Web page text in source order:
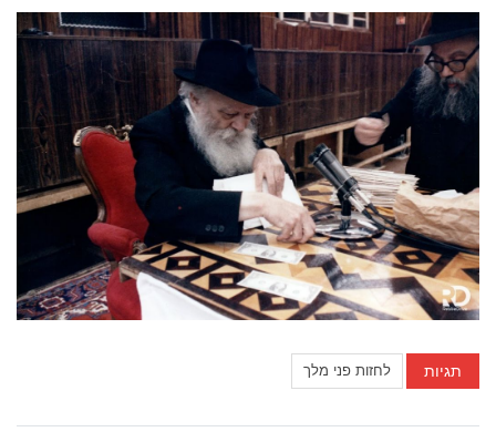
תגיות לחזות פני מלך